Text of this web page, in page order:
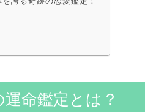
命鑑定とは？